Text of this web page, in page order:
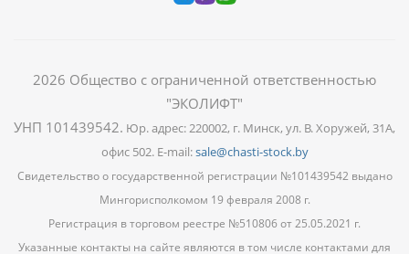
2026 Общество с ограниченной ответственностью
"ЭКОЛИФТ"
УНП 101439542. Юр. адрес: 220002, г. Минск, ул. В. Хоружей, 31А,
офис 502. E-mail:sale@chasti-stock.by
Свидетельство о государственной регистрации №101439542 выдано
Мингорисполкомом 19 февраля 2008 г.
Регистрация в торговом реестре №510806 от 25.05.2021 г.
Указанные контакты на сайте являются в том числе контактами для